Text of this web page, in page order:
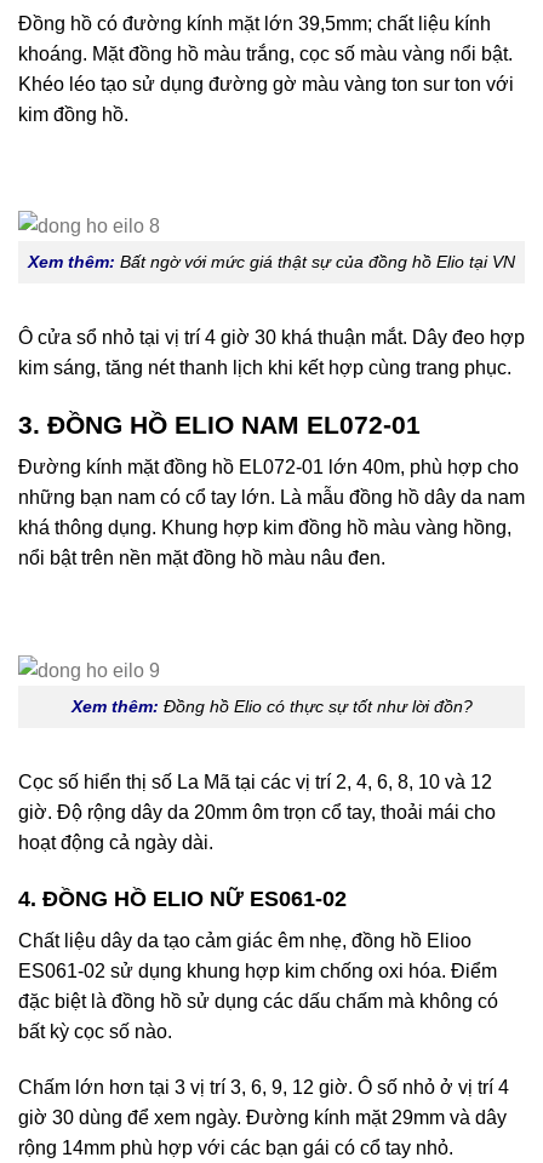
Đồng hồ có đường kính mặt lớn 39,5mm; chất liệu kính
khoáng. Mặt đồng hồ màu trắng, cọc số màu vàng nổi bật.
Khéo léo tạo sử dụng đường gờ màu vàng ton sur ton với
kim đồng hồ.
Xem thêm: Bất ngờ với mức giá thật sự của đồng hồ Elio tại VN
Ô cửa sổ nhỏ tại vị trí 4 giờ 30 khá thuận mắt. Dây đeo hợp
kim sáng, tăng nét thanh lịch khi kết hợp cùng trang phục.
3. ĐỒNG HỒ ELIO NAM EL072-01
Đường kính mặt đồng hồ EL072-01 lớn 40m, phù hợp cho
những bạn nam có cổ tay lớn. Là mẫu đồng hồ dây da nam
khá thông dụng. Khung hợp kim đồng hồ màu vàng hồng,
nổi bật trên nền mặt đồng hồ màu nâu đen.
Xem thêm: Đồng hồ Elio có thực sự tốt như lời đồn?
Cọc số hiển thị số La Mã tại các vị trí 2, 4, 6, 8, 10 và 12
giờ. Độ rộng dây da 20mm ôm trọn cổ tay, thoải mái cho
hoạt động cả ngày dài.
4. ĐỒNG HỒ ELIO NỮ ES061-02
Chất liệu dây da tạo cảm giác êm nhẹ, đồng hồ Elioo
ES061-02 sử dụng khung hợp kim chống oxi hóa. Điểm
đặc biệt là đồng hồ sử dụng các dấu chấm mà không có
bất kỳ cọc số nào.
Chấm lớn hơn tại 3 vị trí 3, 6, 9, 12 giờ. Ô số nhỏ ở vị trí 4
giờ 30 dùng để xem ngày. Đường kính mặt 29mm và dây
rộng 14mm phù hợp với các bạn gái có cổ tay nhỏ.